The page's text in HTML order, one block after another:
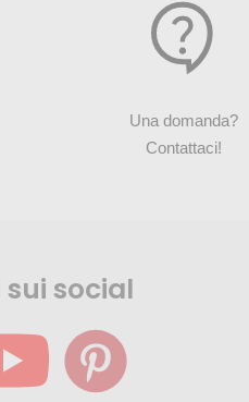
Una domanda?
Contattaci!
sui social